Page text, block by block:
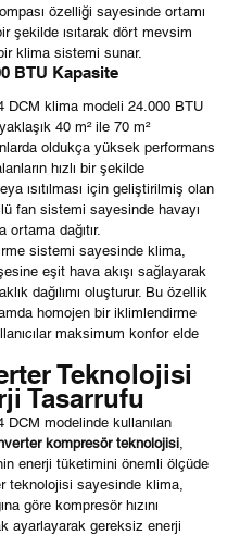
özelliği sayesinde ortamı
şekilde ısıtarak dört mevsim
klima sistemi sunar.
BTU Kapasite
DCM klima modeli 24.000 BTU
40 m² ile 70 m²
oldukça yüksek performans
hızlı bir şekilde
ısıtılması için geliştirilmiş olan
fan sistemi sayesinde havayı
ortama dağıtır.
sistemi sayesinde klima,
eşit hava akışı sağlayarak
dağılımı oluşturur. Bu özellik
homojen bir iklimlendirme
maksimum konfor elde
Teknolojisi
Tasarrufu
DCM modelinde kullanılan
kompresör teknolojisi
enerji tüketimini önemli ölçüde
teknolojisi sayesinde klima,
göre kompresör hızını
ayarlayarak gereksiz enerji